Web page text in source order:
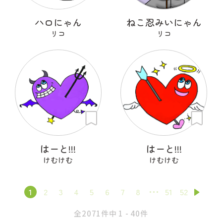
ハロにゃん
リコ
ねこ忍みいにゃん
リコ
はーと!!!
けむけむ
はーと!!!
けむけむ
1 2 3 4 5 6 7 8 51 52
全2071件中 1 - 40件